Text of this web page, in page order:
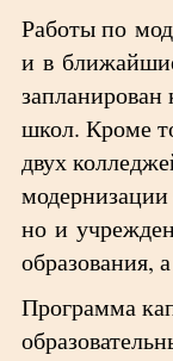
Работы по
и в
школ. Кроме
двух
но и
образования,
Программа